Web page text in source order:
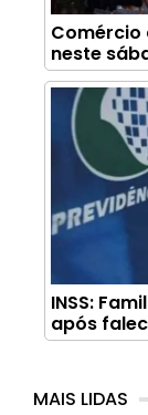
Comércio
neste
INSS:
após
MAIS LIDAS